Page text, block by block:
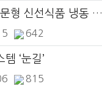
[농업이 IT(잇)다] 주식회사빙고 “주문형 신선식품 냉동 창고를 집 앞에”
642
‘눈길’
815